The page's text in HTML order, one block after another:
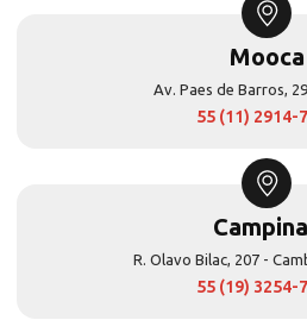
Mooca
Av. Paes de Barros,
55 (11) 2914-
R. Olavo Bilac, 207 -
55 (19) 3254-